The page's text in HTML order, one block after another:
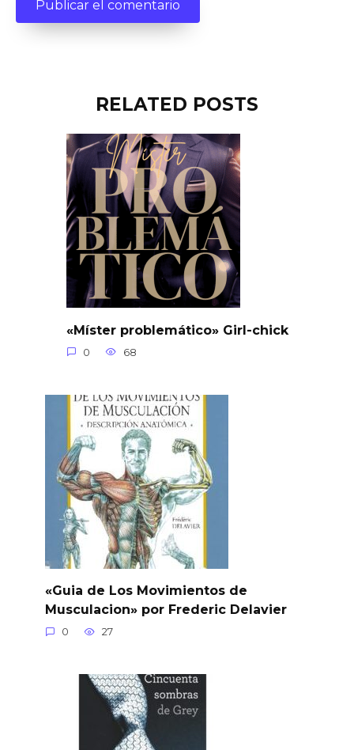
RELATED POSTS
«Míster problemático» Girl-chick
0 68
«Guia de Los Movimientos de
Musculacion» por Frederic Delavier
0 27